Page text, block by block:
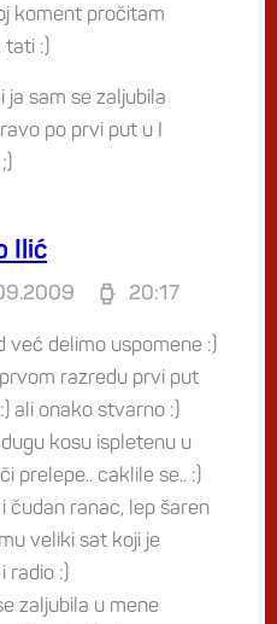
koment pročitam
tati :)
ja sam se zaljubila
po prvi put u I
Ilić
20:17
već delimo uspomene :)
razredu prvi put
ali onako stvarno :)
kosu ispletenu u
prelepe.. caklile se.. :)
čudan ranac, lep šaren
veliki sat koji je
radio :)
zaljubila u mene